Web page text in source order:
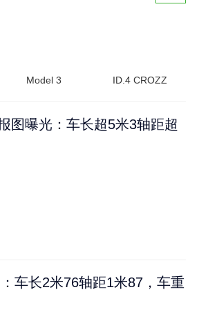
Model 3 ID.4 CROZZ
图曝光：车长超5米3轴距超
车长2米76轴距1米87，车重